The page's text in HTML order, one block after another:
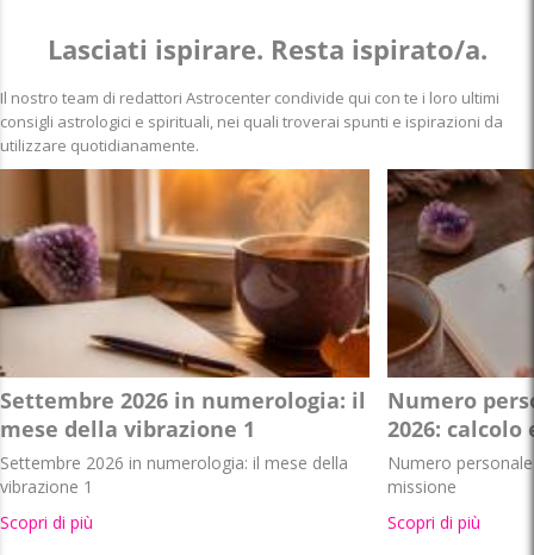
Lasciati ispirare. Resta ispirato/a.
Il nostro team di redattori Astrocenter condivide qui con te i loro ultimi
consigli astrologici e spirituali, nei quali troverai spunti e ispirazioni da
utilizzare quotidianamente.
Settembre 2026 in numerologia: il
mese della vibrazione 1
Settembre 2026 in numerologia: il mese della
vibrazione 1
Scopri di più
Numero
2026: calcolo
Numero
missione
Scopri di più